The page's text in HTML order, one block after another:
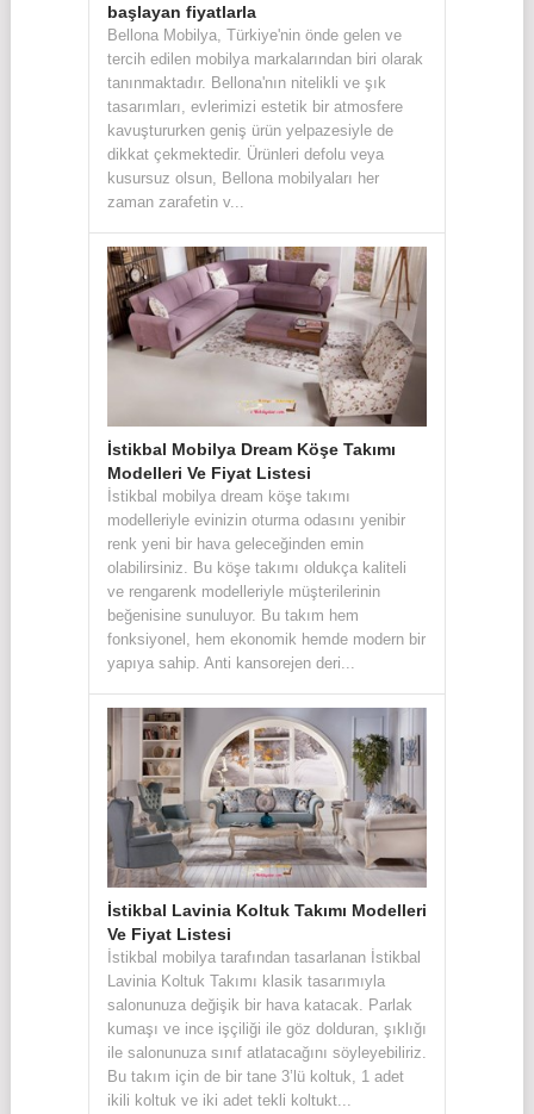
başlayan fiyatlarla
Bellona Mobilya, Türkiye'nin önde gelen ve
tercih edilen mobilya markalarından biri olarak
tanınmaktadır. Bellona'nın nitelikli ve şık
tasarımları, evlerimizi estetik bir atmosfere
kavuştururken geniş ürün yelpazesiyle de
dikkat çekmektedir. Ürünleri defolu veya
kusursuz olsun, Bellona mobilyaları her
zaman zarafetin v...
İstikbal Mobilya Dream Köşe Takımı
Modelleri Ve Fiyat Listesi
İstikbal mobilya dream köşe takımı
modelleriyle evinizin oturma odasını yenibir
renk yeni bir hava geleceğinden emin
olabilirsiniz. Bu köşe takımı oldukça kaliteli
ve rengarenk modelleriyle müşterilerinin
beğenisine sunuluyor. Bu takım hem
fonksiyonel, hem ekonomik hemde modern bir
yapıya sahip. Anti kansorejen deri...
İstikbal Lavinia Koltuk Takımı Modelleri
Ve Fiyat Listesi
İstikbal mobilya tarafından tasarlanan İstikbal
Lavinia Koltuk Takımı klasik tasarımıyla
salonunuza değişik bir hava katacak. Parlak
kumaşı ve ince işçiliği ile göz dolduran, şıklığı
ile salonunuza sınıf atlatacağını söyleyebiliriz.
Bu takım için de bir tane 3’lü koltuk, 1 adet
ikili koltuk ve iki adet tekli koltukt...